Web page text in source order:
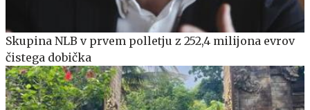
Skupina NLB v prvem polletju z 252,4 milijona evrov
čistega dobička